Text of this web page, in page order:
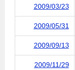
2009/03/23
2009/05/31
2009/09/13
2009/11/29